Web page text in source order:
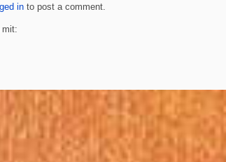
in to post a comment.
mit: